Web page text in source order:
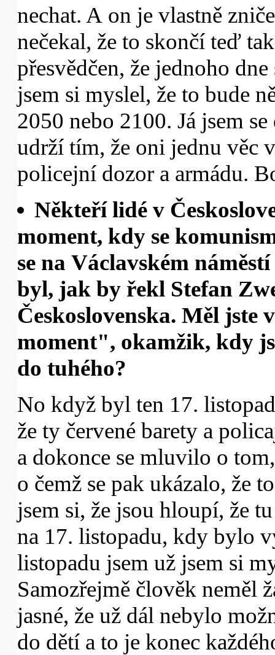
nechat. A on je vlastně
nečekal, že to skončí teď
přesvědčen, že jednoho
jsem si myslel, že to bude
2050 nebo 2100. Já jsem
udrží tím, že oni jednu věc
policejní dozor a armádu.
Někteří lidé v
moment, kdy se
se na Václavském
byl, jak by řekl Stefan
Československa. Měl
moment", okamžik, kdy
do tuhého?
No když byl ten 17.
že ty červené barety a
a dokonce se mluvilo o
o čemž se pak ukázalo, že
jsem si, že jsou hloupí, že
na 17. listopadu, kdy bylo
listopadu jsem už jsem si
Samozřejmě člověk neměl
jasné, že už dál nebylo
do dětí a to je konec